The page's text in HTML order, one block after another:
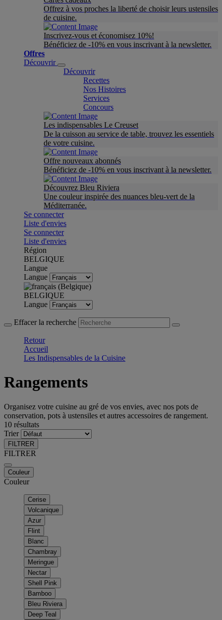
Offrez à vos proches la liberté de choisir leurs ustensiles
de cuisine.
Inscrivez-vous et économisez 10%!
Bénéficiez de -10% en vous inscrivant à la newsletter.
Offres
Découvrir
Découvrir
Recettes
Nos Histoires
Services
Concours
Les indispensables Le Creuset
De la cuisson au service de table, trouvez les essentiels
de votre cuisine.
Offre nouveaux abonnés
Bénéficiez de -10% en vous inscrivant à la newsletter.
Découvrez Bleu Riviera
Une couleur inspirée des nuances bleu-vert de la
Méditerranée.
Se connecter
Liste d'envies
Se connecter
Liste d'envies
Région
BELGIQUE
Langue
Langue
BELGIQUE
Langue
Effacer la recherche
Retour
Accueil
Les Indispensables de la Cuisine
Rangements
Organisez votre cuisine au gré de vos envies, avec nos pots de
conservation, pots à ustensiles et autres accessoires de rangement.
10 résultats
Trier
FILTRER
FILTRER
Couleur
Couleur
Cerise
Volcanique
Azur
Flint
Blanc
Chambray
Meringue
Nectar
Shell Pink
Bamboo
Bleu Riviera
Deep Teal